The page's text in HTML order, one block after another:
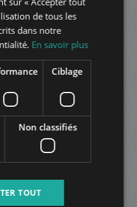
AJOUTER À LA LISTE
HUF
ITALIAN
RUSSIAN
ARABIC
de tous les
dans notre
En savoir plus
Ciblage
Non classifiés
TOUT